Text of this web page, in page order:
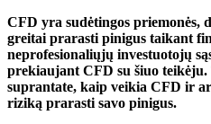
CFD yra sudėtingos priemonės,
greitai prarasti pinigus taikant
neprofesionaliųjų investuotojų
prekiaujant CFD su šiuo
suprantate, kaip veikia CFD ir
riziką prarasti savo pinigus.